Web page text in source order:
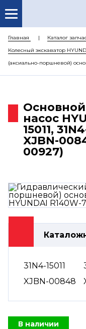
Главная Каталог
Колесный экскаватор
(аксиально-поршневой)
насос
15011,
XJBN-
00927)
31N4-15011
XJBN-00848
В наличии